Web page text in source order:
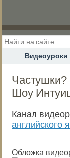
Видеоуроки
Частушки?
Шоу
Канал
английского
Обложка